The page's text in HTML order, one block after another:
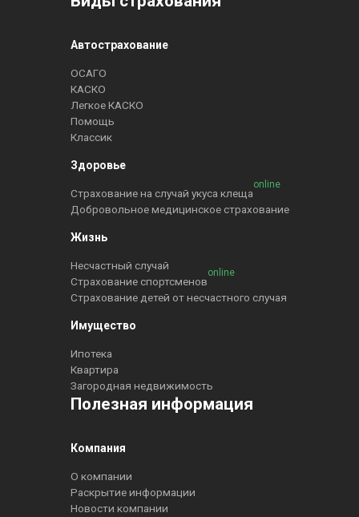
Автострахование
ОСАГО
КАСКО
Легкое КАСКО
Помощь
Классик
Здоровье
Страхование на случай укуса клеща
online
Добровольное медицинское страхование
Жизнь
Несчастный случай
Страхование спортсменов
online
Страхование детей от несчастного случая
Имущество
Ипотека
Квартира
Загородная недвижимость
Полезная информация
Компания
О компании
Раскрытие информации
Новости компании